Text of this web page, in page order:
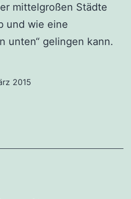
mittelgroßen Städte
und wie eine
unten“ gelingen kann.
2015